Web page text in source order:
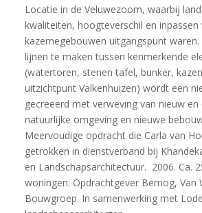
Locatie in de Veluwezoom, waarbij
kwaliteiten, hoogteverschil en inpassen
kazernegebouwen uitgangspunt
lijnen te maken tussen kenmerkende
(watertoren, stenen tafel, bunker,
uitzichtpunt Valkenhuizen) wordt een
gecreëerd met verweving van nieuw en
natuurlijke omgeving en nieuwe
Meervoudige opdracht die Carla van
getrokken in dienstverband bij
en Landschapsarchitectuur. 2006. Ca.
woningen. Opdrachtgever Bemog, Van
Bouwgroep. In samenwerking met